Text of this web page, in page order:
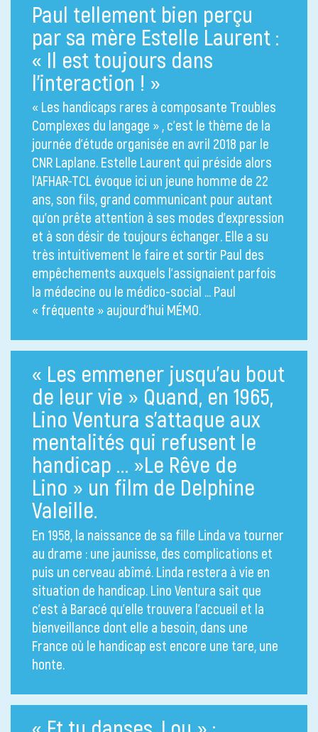
Paul tellement bien perçu
par sa mère Estelle Laurent :
« Il est toujours dans
l’interaction ! »
« Les handicaps rares à composante Troubles
Complexes du langage » , c’est le thème de la
journée d’étude organisée en avril 2018 par le
CNR Laplane. Estelle Laurent qui préside alors
l’AFHAR-TCL évoque ici un jeune homme de 22
ans, son fils, grand communicant pour autant
qu’on prête attention à ses modes d’expression
et à son désir de toujours échanger. Elle a su
très intuitivement le faire et sortir Paul des
empêchements auxquels l’assignaient parfois
la médecine ou le médico-social … Paul
« fréquente » aujourd’hui MÉMO.
« Les emmener jusqu’au bout
de leur vie » Quand, en 1965,
Lino Ventura s’attaque aux
mentalités qui refusent le
handicap … »Le Rêve de
Lino » un film de Delphine
Valeille.
En 1958, la naissance de sa fille Linda va tourner
au drame : une jaunisse, des complications et
puis un cerveau abîmé. Linda restera à vie en
situation de handicap. Lino Ventura sait que
c’est à Baracé qu’elle trouvera l’accueil et la
bienveillance dont elle a besoin, dans une
France où le handicap est encore une tare, une
honte.